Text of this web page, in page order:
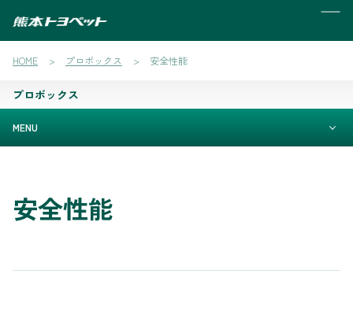
HOME プロボックス 安全性能
プロボックス
MENU
安全性能